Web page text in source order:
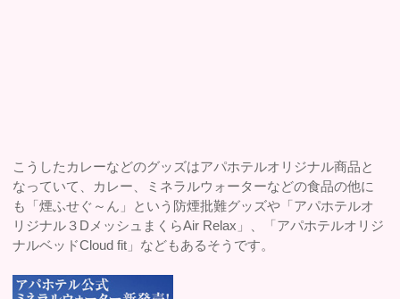
こうしたカレーなどのグッズはアパホテルオリジナル商品と
なっていて、カレー、ミネラルウォーターなどの食品の他に
も「煙ふせぐ～ん」という防煙批難グッズや「アパホテルオ
リジナル３DメッシュまくらAir Relax」、「アパホテルオリジ
ナルベッドCloud fit」などもあるそうです。